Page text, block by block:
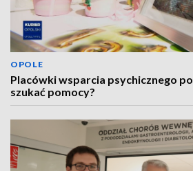
OPOLE
Placówki wsparcia psychicznego
szukać pomocy?